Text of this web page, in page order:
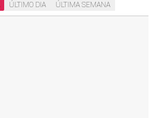
ÚLTIMO DIA ÚLTIMA SEMANA